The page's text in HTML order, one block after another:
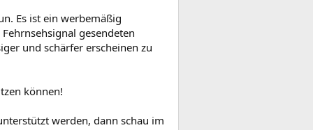
Es ist ein werbemäßig
gesendeten
und schärfer erscheinen zu
können!
werden, dann schau im